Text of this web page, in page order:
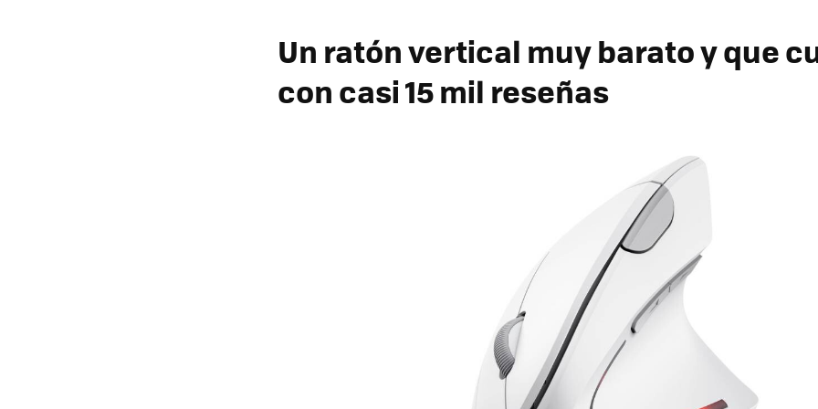
Un ratón vertical muy barato y que
con casi 15 mil reseñas